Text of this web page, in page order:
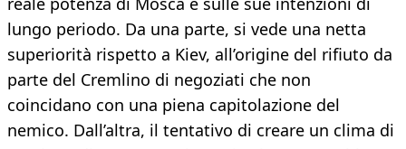
lungo periodo. Da una parte, si vede una netta
superiorità rispetto a Kiev, all’origine del rifiuto da
parte del Cremlino di negoziati che non
coincidano con una piena capitolazione del
nemico. Dall’altra, il tentativo di creare un clima di